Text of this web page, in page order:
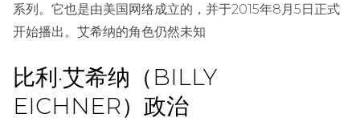
系列。它也是由美国网络成立的，并于2015年8月5日正式
开始播出。艾希纳的角色仍然未知
比利·艾希纳（BILLY
EICHNER） 政治